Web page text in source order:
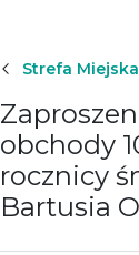
Strefa Miejska
obchody
rocznicy
Bartusia